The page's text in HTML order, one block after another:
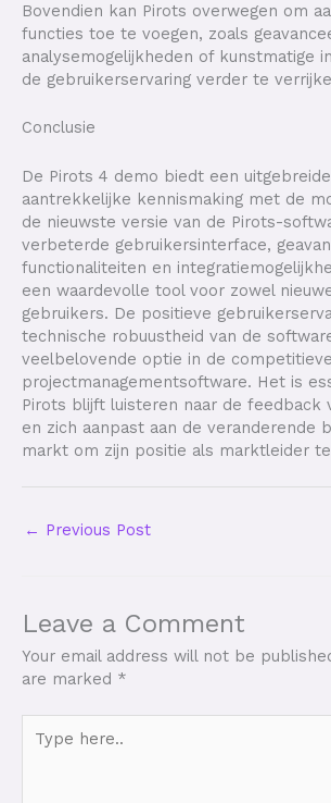
Bovendien kan Pirots overwegen om
functies toe te voegen, zoals
analysemogelijkheden of kunstmatige
de gebruikerservaring verder te
Conclusie
De Pirots 4 demo biedt een
aantrekkelijke kennismaking met de
de nieuwste versie van de Pirots-
verbeterde gebruikersinterface,
functionaliteiten en
een waardevolle tool voor zowel
gebruikers. De positieve
technische robuustheid van de
veelbelovende optie in de
projectmanagementsoftware. Het is
Pirots blijft luisteren naar de feedback
en zich aanpast aan de veranderende
markt om zijn positie als marktleider
← Previous Post
Leave a Comment
Your email address will not be
are marked *
here..